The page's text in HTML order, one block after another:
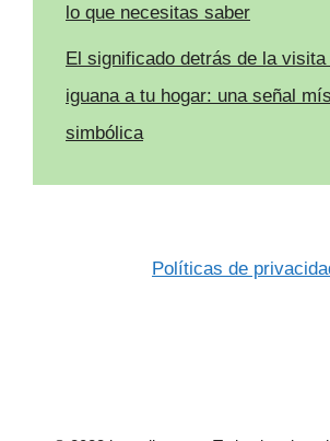
lo que necesitas saber
El significado detrás de la visita
iguana a tu hogar: una señal
simbólica
Políticas de